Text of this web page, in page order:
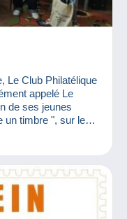
Le Club Philatélique
appelé Le
de ses jeunes
", sur le